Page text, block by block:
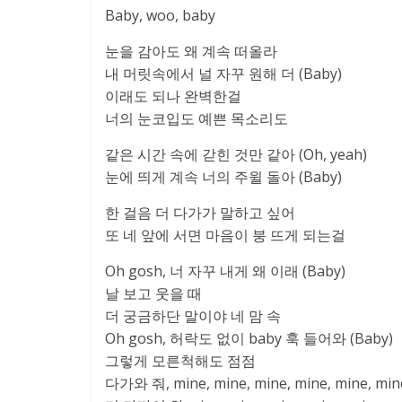
Baby, woo, baby
눈을 감아도 왜 계속 떠올라
내 머릿속에서 널 자꾸 원해 더 (Baby)
이래도 되나 완벽한걸
너의 눈코입도 예쁜 목소리도
같은 시간 속에 갇힌 것만 같아 (Oh, yeah)
눈에 띄게 계속 너의 주윌 돌아 (Baby)
한 걸음 더 다가가 말하고 싶어
또 네 앞에 서면 마음이 붕 뜨게 되는걸
Oh gosh, 너 자꾸 내게 왜 이래 (Baby)
날 보고 웃을 때
더 궁금하단 말이야 네 맘 속
Oh gosh, 허락도 없이 baby 훅 들어와 (Baby)
그렇게 모른척해도 점점
다가와 줘, mine, mine, mine, mine, mine,